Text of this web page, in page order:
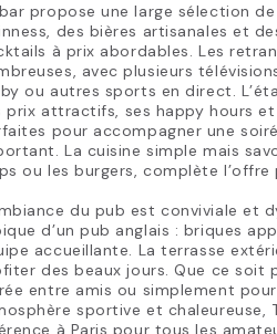
propose une large sélection
des bières artisanales et
à prix abordables. Les
avec plusieurs
ou autres sports en direct.
prix attractifs, ses happy hours
pour accompagner une
La cuisine simple mais
ou les burgers, complète
du pub est conviviale et
d’un pub anglais : briques
accueillante. La terrasse
des beaux jours. Que ce soit
entre amis ou simplement
sportive et chaleureuse,
à Paris pour tous les